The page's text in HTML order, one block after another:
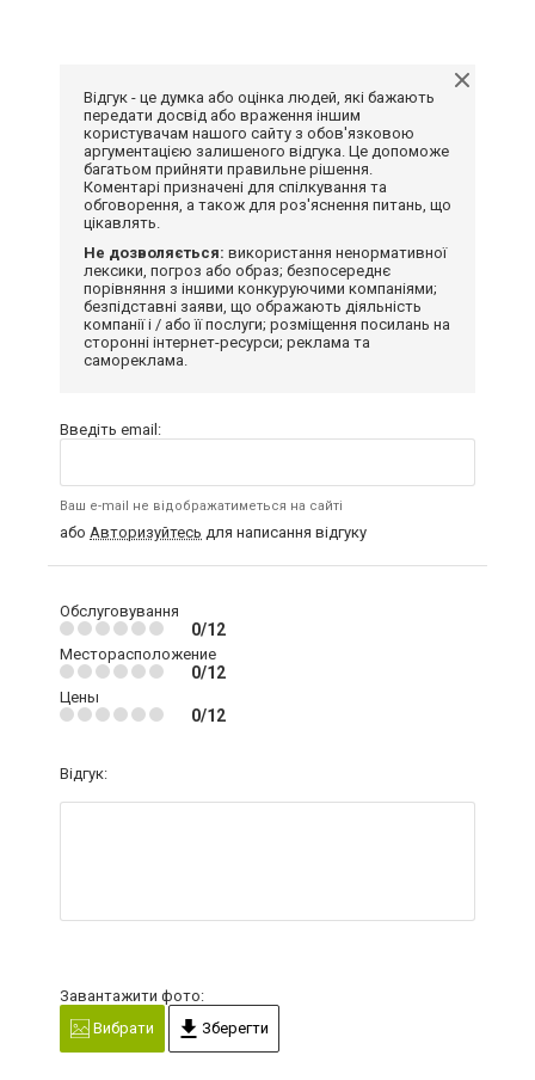
Відгук - це думка або оцінка людей, які бажають
передати досвід або враження іншим
користувачам нашого сайту з обов'язковою
аргументацією залишеного відгука. Це допоможе
багатьом прийняти правильне рішення.
Коментарі призначені для спілкування та
обговорення, а також для роз'яснення питань, що
цікавлять.
Не дозволяється: використання ненормативної
лексики, погроз або образ; безпосереднє
порівняння з іншими конкуруючими компаніями;
безпідставні заяви, що ображають діяльність
компанії і / або її послуги; розміщення посилань на
сторонні інтернет-ресурси; реклама та
самореклама.
Введіть email:
Ваш e-mail не відображатиметься на сайті
або Авторизуйтесь для написання відгуку
Обслуговування
0/12
Месторасположение
0/12
Цены
0/12
Відгук:
Завантажити фото:
Вибрати
Зберегти